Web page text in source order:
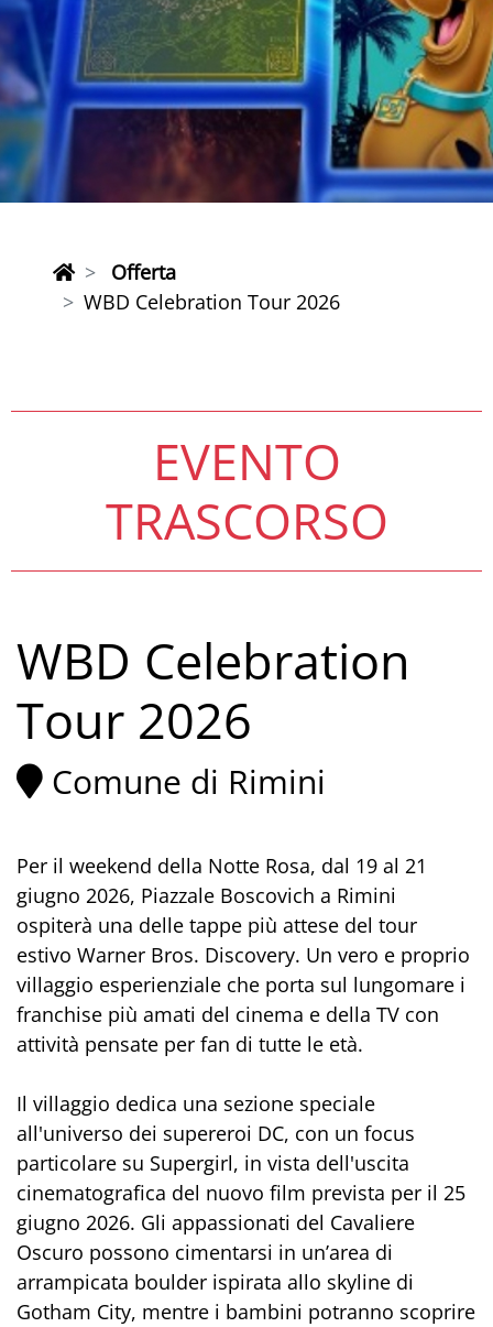
Offerta
WBD Celebration Tour 2026
EVENTO
TRASCORSO
WBD Celebration
Tour 2026
Comune di Rimini
Per il weekend della Notte Rosa, dal 19 al 21
giugno 2026, Piazzale Boscovich a Rimini
ospiterà una delle tappe più attese del tour
estivo Warner Bros. Discovery. Un vero e proprio
villaggio esperienziale che porta sul lungomare i
franchise più amati del cinema e della TV con
attività pensate per fan di tutte le età.
Il villaggio dedica una sezione speciale
all'universo dei supereroi DC, con un focus
particolare su Supergirl, in vista dell'uscita
cinematografica del nuovo film prevista per il 25
giugno 2026. Gli appassionati del Cavaliere
Oscuro possono cimentarsi in un’area di
arrampicata boulder ispirata allo skyline di
Gotham City, mentre i bambini potranno scoprire